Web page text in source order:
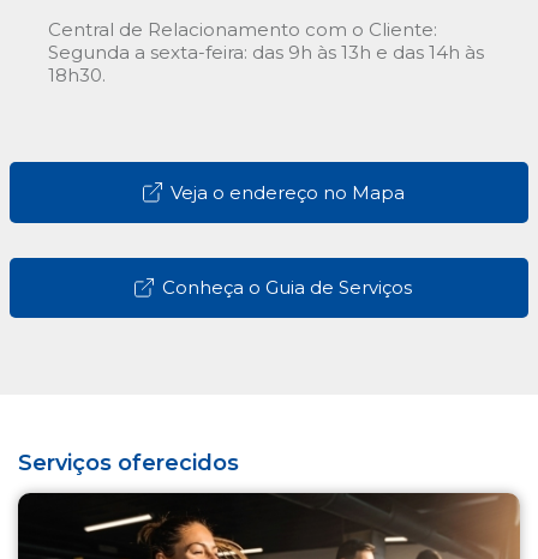
Central de Relacionamento com o Cliente:
Segunda a sexta-feira: das 9h às 13h e das 14h às
18h30.
Veja o endereço no Mapa
Conheça o Guia de Serviços
Serviços oferecidos